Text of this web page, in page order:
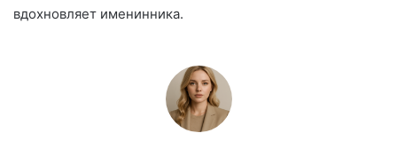
вдохновляет именинника.